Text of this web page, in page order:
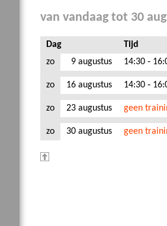
van vandaag tot 30
Dag
Tijd
zo
9 augustus 14:30 ‑
zo 16 augustus 14:30 ‑
zo 23 augustus geen
zo 30 augustus geen